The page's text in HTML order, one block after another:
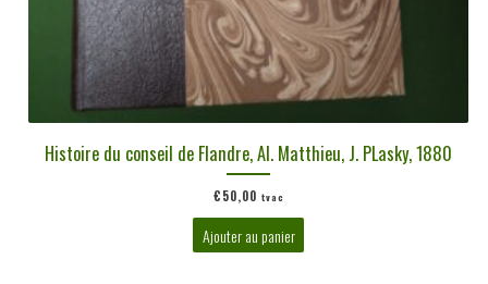
Histoire du conseil de Flandre, Al. Matthieu, J. PLasky, 1880
€50,00 tvac
Ajouter au panier